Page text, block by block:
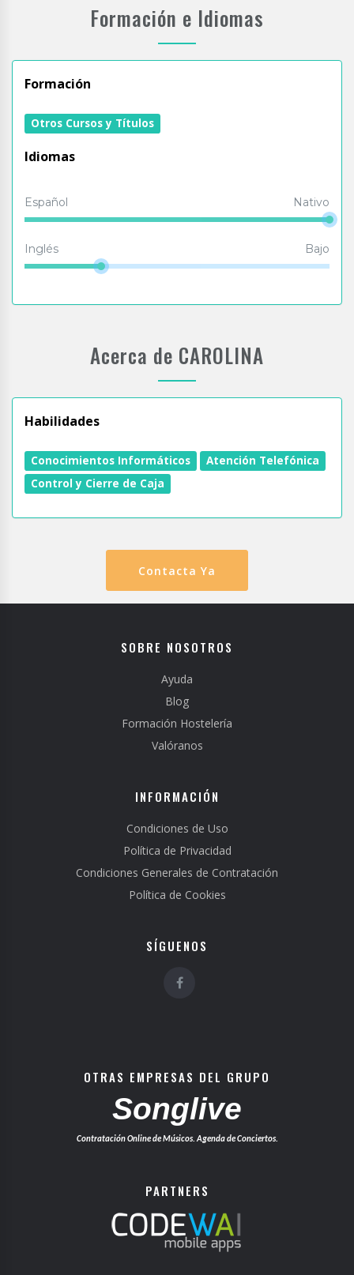
Formación e Idiomas
Formación
Otros Cursos y Títulos
Idiomas
Español Nativo
Inglés Bajo
Acerca de CAROLINA
Habilidades
Conocimientos Informáticos
Atención Telefónica
Control y Cierre de Caja
Contacta Ya
SOBRE NOSOTROS
Ayuda
Blog
Formación Hostelería
Valóranos
INFORMACIÓN
Condiciones de Uso
Política de Privacidad
Condiciones Generales de Contratación
Política de Cookies
SÍGUENOS
OTRAS EMPRESAS DEL GRUPO
Songlive
Contratación Online de Músicos. Agenda de Conciertos.
PARTNERS